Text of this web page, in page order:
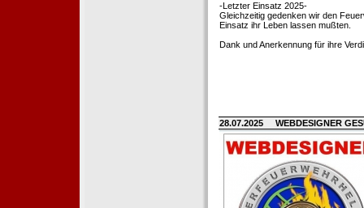
-Letzter Einsatz 2025-
Gleichzeitig gedenken wir den
Einsatz ihr Leben lassen mußten.
Dank und Anerkennung für ihre
28.07.2025 WEBDESIGNER